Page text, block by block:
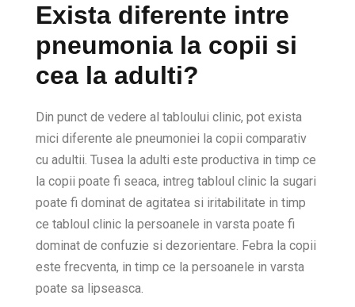
Exista diferente intre
pneumonia la copii si
cea la adulti?
Din punct de vedere al tabloului clinic, pot exista
mici diferente ale pneumoniei la copii comparativ
cu adultii. Tusea la adulti este productiva in timp ce
la copii poate fi seaca, intreg tabloul clinic la sugari
poate fi dominat de agitatea si iritabilitate in timp
ce tabloul clinic la persoanele in varsta poate fi
dominat de confuzie si dezorientare. Febra la copii
este frecventa, in timp ce la persoanele in varsta
poate sa lipseasca.